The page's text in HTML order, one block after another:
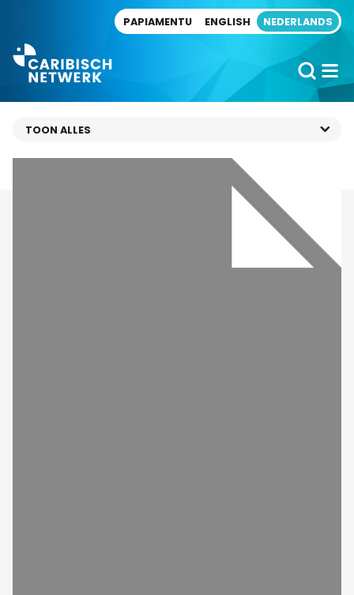
PAPIAMENTU ENGLISH NEDERLANDS